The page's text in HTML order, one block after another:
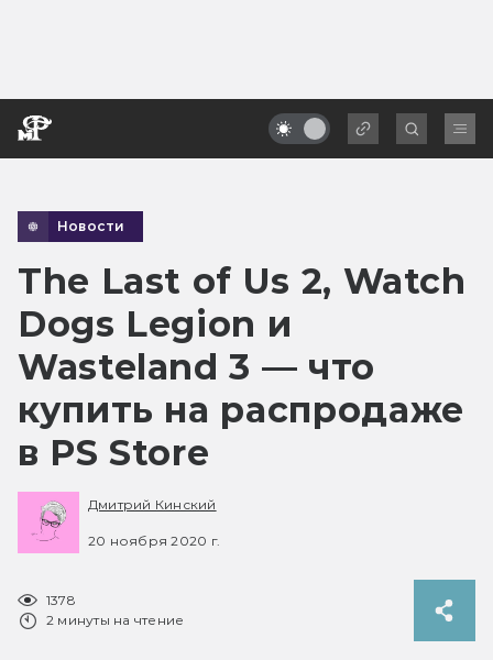
Новости
The Last of Us 2, Watch
Dogs Legion и
Wasteland 3 — что
купить на распродаже
в PS Store
Дмитрий Кинский
20 ноября 2020 г.
1378
2 минуты на чтение